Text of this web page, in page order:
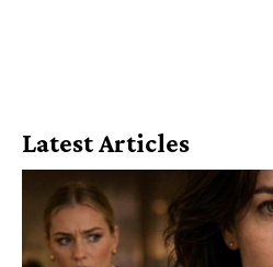
Latest Articles